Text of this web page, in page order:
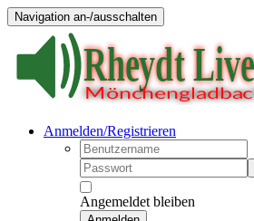
Navigation an-/ausschalten
Anmelden/Registrieren
Angemeldet bleiben